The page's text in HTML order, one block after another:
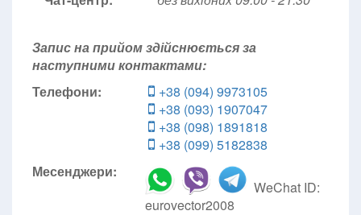
Запис на прийом здійснюється за
наступними контактами:
Телефони:
+38 (094) 9973105
+38 (093) 1907047
+38 (098) 1891818
+38 (099) 5182838
Месенджери:
WeChat ID:
eurovector2008